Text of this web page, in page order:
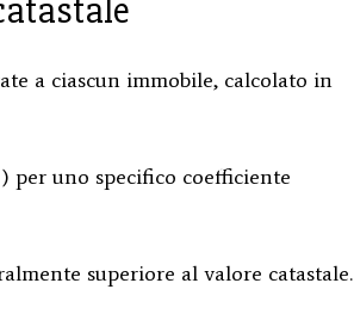
a ciascun immobile, calcolato in
per uno specifico coefficiente
superiore al valore catastale.